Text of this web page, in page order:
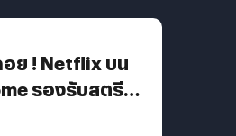
ย ! Netflix บน
รองรับสตรีม